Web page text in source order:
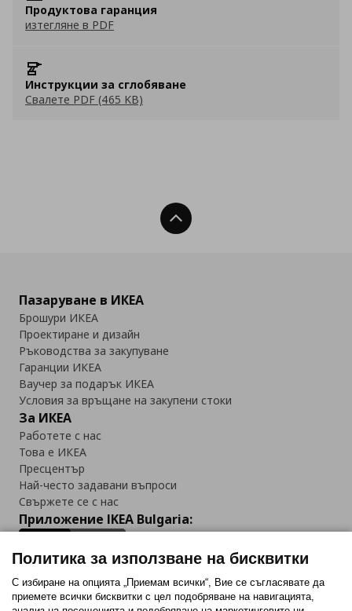
Продуктова гаранция
изтегляне в PDF
Инструкции за сглобяване
Свалете PDF (465 KB)
Нагоре
Пазаруване в ИКЕА
Брошури ИКЕА
Проектиране и дизайн
Ръководства за закупуване
Гаранции ИКЕА
Ваучер за подарък ИКЕА
Условия за връщане на закупени стоки
За ИКЕА
Работете с нас
Това е ИКЕА
Пресцентър
Най-често задавани въпроси
Свържете се с нас
Приложение IKEA Bulgaria:
Последвайте ни:
Политика за използване на бисквитки
С избиране на опцията „Приемам всички“, Вие се съгласявате да
приемете всички бисквитки с цел подобряване на навигацията,